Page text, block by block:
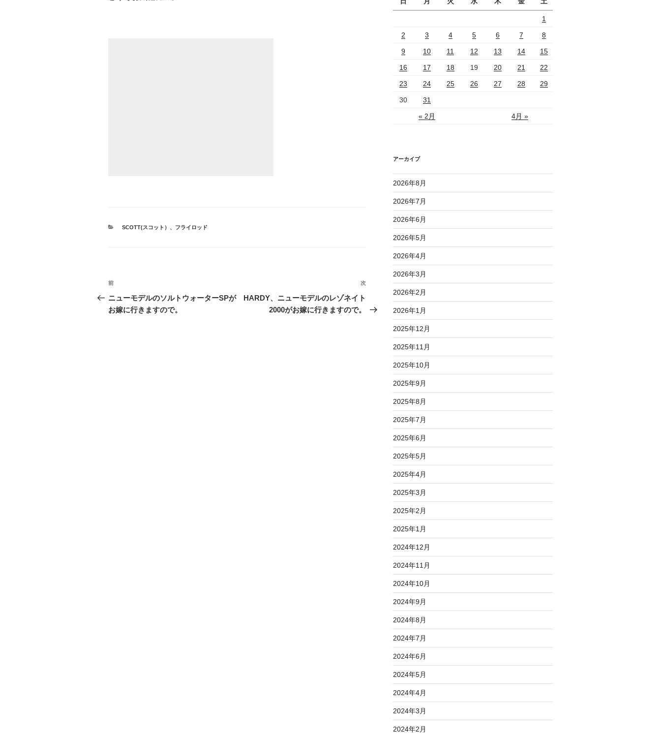
カ
SCOTT(スコット） 、 フライロッド
投
稿
ナ
前
の
投
前
ニューモデルのソルトウォーターSPが
お嫁に行きますので。
投
次
HARDY、ニューモデルのレゾネイト
2000がお嫁に行きますので。
« 2月 4月 »
1
2 3 4 5 6 7 8
9 10 11 12 13 14 15
16 17 18 19 20 21 22
23 24 25 26 27 28 29
30 31
アーカイブ
2026年8月
2026年7月
2026年6月
2026年5月
2026年4月
2026年3月
2026年2月
2026年1月
2025年12月
2025年11月
2025年10月
2025年9月
2025年8月
2025年7月
2025年6月
2025年5月
2025年4月
2025年3月
2025年2月
2025年1月
2024年12月
2024年11月
2024年10月
2024年9月
2024年8月
2024年7月
2024年6月
2024年5月
2024年4月
2024年3月
2024年2月